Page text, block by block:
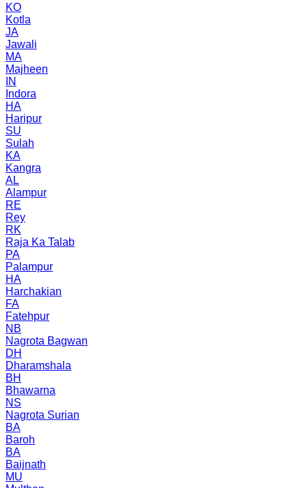
KO
Kotla
JA
Jawali
MA
Majheen
IN
Indora
HA
Haripur
SU
Sulah
KA
Kangra
AL
Alampur
RE
Rey
RK
Raja Ka Talab
PA
Palampur
HA
Harchakian
FA
Fatehpur
NB
Nagrota Bagwan
DH
Dharamshala
BH
Bhawarna
NS
Nagrota Surian
BA
Baroh
BA
Baijnath
MU